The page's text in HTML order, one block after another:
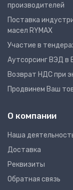
производителей
Поставка
масел RYMAX
Участие в
Аутсорсинг ВЭД в
Возврат НДС при
Продвинем Ваш
О компании
Наша
Доставка
Реквизиты
Обратная связь